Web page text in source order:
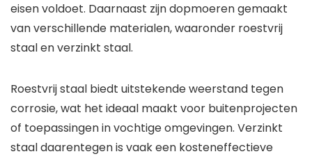
eisen voldoet. Daarnaast zijn dopmoeren gemaakt
van verschillende materialen, waaronder roestvrij
staal en verzinkt staal.
Roestvrij staal biedt uitstekende weerstand tegen
corrosie, wat het ideaal maakt voor buitenprojecten
of toepassingen in vochtige omgevingen. Verzinkt
staal daarentegen is vaak een kosteneffectieve